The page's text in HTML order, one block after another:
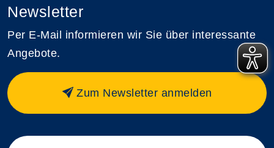
Newsletter
Per E-Mail informieren wir Sie über interessante
Angebote.
Zum Newsletter anmelden